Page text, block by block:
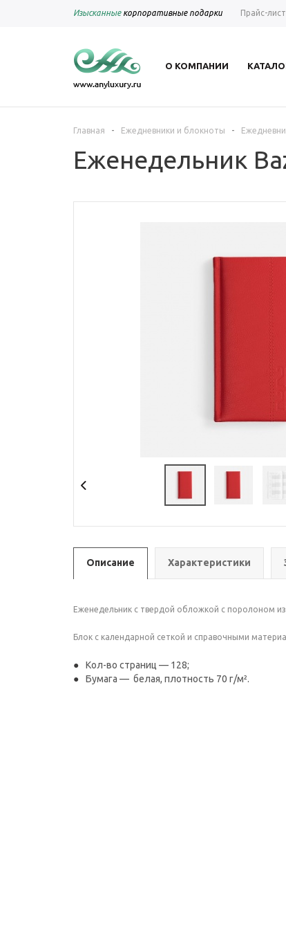
Изысканныекорпоративные подарки Прайс-лист
О КОМПАНИИ
Главная - Ежедневники и блокноты -
Еженедельник
Описание Характеристики
Еженедельник с твердой обложкой с поролоном
Блок c календарной сеткой и справочными
Кол-во страниц — 128;
Бумага — белая, плотность 70 г/м².